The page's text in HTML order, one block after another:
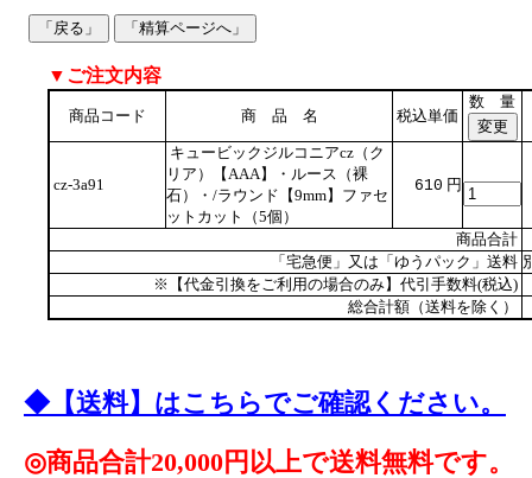
▼ご注文内容
商品コード 商 品 名 税込単価
数 量
cz-3a91
キュービックジルコニアcz（ク
リア）【AAA】・ルース（裸
石）・/ラウンド【9mm】ファセ
ットカット（5個）
610 円
商品合計
「宅急便」又は「ゆうパック」送料
※【代金引換をご利用の場合のみ】代引手数料(税込)
総合計額（送料を除く）
◆【送料】はこちらでご確認ください。
◎商品合計20,000円以上で送料無料です。